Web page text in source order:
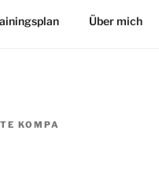
Über mich
KOMPA